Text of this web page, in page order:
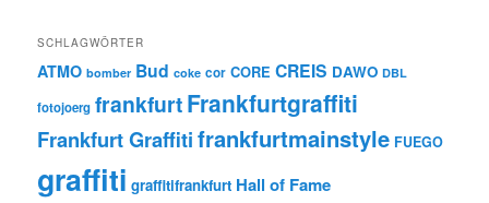
SCHLAGWÖRTER
ATMO bomber Bud coke cor CORE CREIS DAWO DBL
fotojoerg frankfurtFrankfurtgraffiti
Frankfurt Graffitifrankfurtmainstyle FUEGO
graffiti graffitifrankfurt Hall of Fame